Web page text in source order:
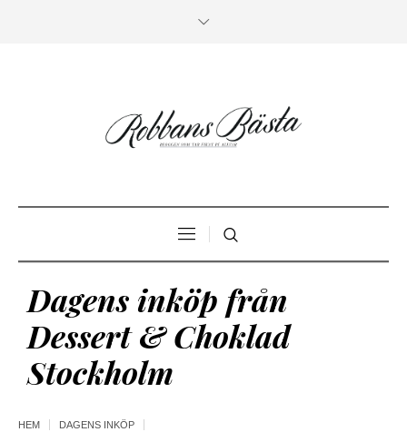
Dagens inköp från
Dessert & Choklad
Stockholm
HEM
DAGENS INKÖP